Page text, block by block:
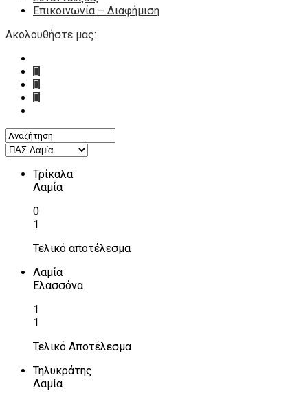
Επικοινωνία – Διαφήμιση
Ακολουθήστε μας:
Τρίκαλα
Λαμία
0
1
Τελικό αποτέλεσμα
Λαμία
Ελασσόνα
1
1
Τελικό Αποτέλεσμα
Τηλυκράτης
Λαμία